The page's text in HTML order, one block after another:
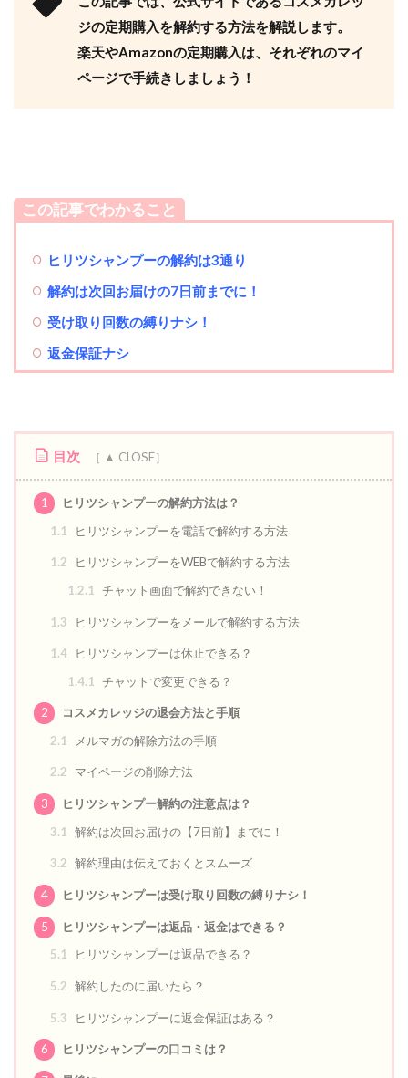
ジの定期購入を解約する方法を解説します。
楽天やAmazonの定期購入は、それぞれのマイ
ページで手続きしましょう！
この記事でわかること
ヒリツシャンプーの解約は3通り
解約は次回お届けの7日前までに！
受け取り回数の縛りナシ！
返金保証ナシ
目次
1
ヒリツシャンプーの解約方法は？
1.1
ヒリツシャンプーを電話で解約する方法
1.2
ヒリツシャンプーをWEBで解約する方法
1.2.1
チャット画面で解約できない！
1.3 ヒリツシャンプーをメールで解約する方法
1.4
ヒリツシャンプーは休止できる？
1.4.1
チャットで変更できる？
2
コスメカレッジの退会方法と手順
2.1
メルマガの解除方法の手順
2.2 マイページの削除方法
3
ヒリツシャンプー解約の注意点は？
3.1
解約は次回お届けの【7日前】までに！
3.2 解約理由は伝えておくとスムーズ
4 ヒリツシャンプーは受け取り回数の縛りナシ！
5
ヒリツシャンプーは返品・返金はできる？
5.1
ヒリツシャンプーは返品できる？
5.2 解約したのに届いたら？
5.3 ヒリツシャンプーに返金保証はある？
6 ヒリツシャンプーの口コミは？